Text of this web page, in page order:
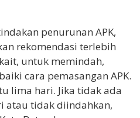
penurunan APK,
rekomendasi terlebih
untuk memindah,
cara pemasangan APK.
lima hari. Jika tidak ada
atau tidak diindahkan,